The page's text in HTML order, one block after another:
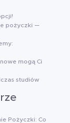
pożyczki —
mogą Ci
studiów
Pożyczki: Co